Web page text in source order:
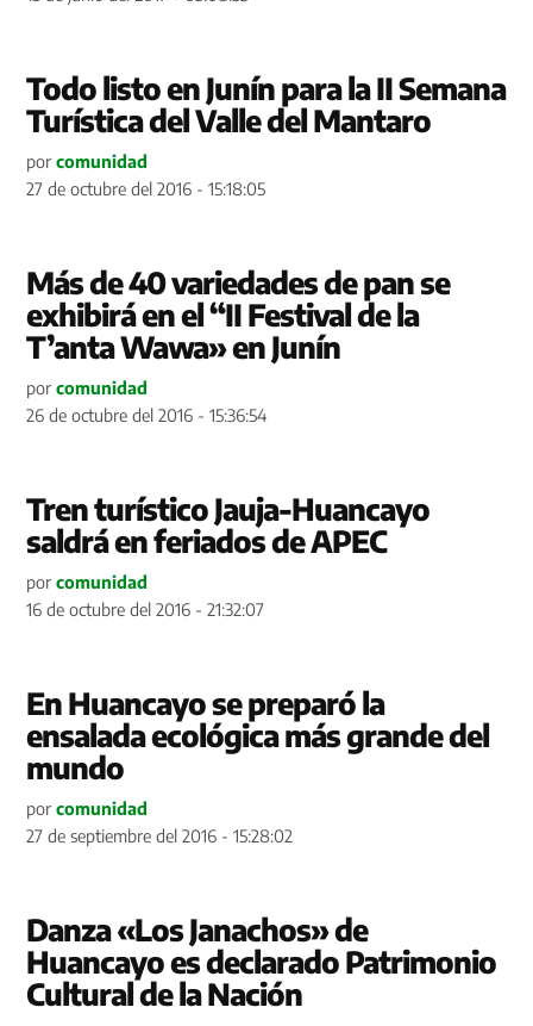
Todo listo en Junín para la II Semana
Turística del Valle del Mantaro
por comunidad
27 de octubre del 2016 - 15:18:05
Más de 40 variedades de pan se
exhibirá en el “II Festival de la
T’anta Wawa» en Junín
por comunidad
26 de octubre del 2016 - 15:36:54
Tren turístico Jauja-Huancayo
saldrá en feriados de APEC
por comunidad
16 de octubre del 2016 - 21:32:07
En Huancayo se preparó la
ensalada ecológica más grande del
mundo
por comunidad
27 de septiembre del 2016 - 15:28:02
Danza «Los Janachos» de
Huancayo es declarado Patrimonio
Cultural de la Nación